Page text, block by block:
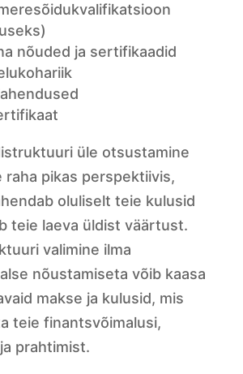
nõuded ja sertifikaadid
üle otsustamine
raha pikas perspektiivis,
oluliselt teie kulusid
teie laeva üldist väärtust.
valimine ilma
nõustamiseta võib kaasa
makse ja kulusid, mis
teie finantsvõimalusi,
prahtimist.